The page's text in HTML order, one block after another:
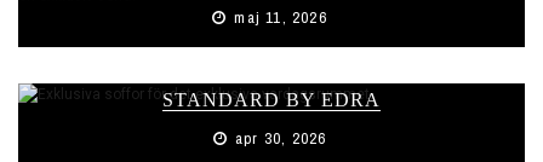
maj 11, 2026
STANDARD BY EDRA
apr 30, 2026